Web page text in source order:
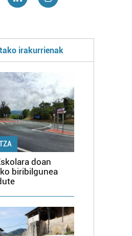
irakurrienak
doan
biribilgunea